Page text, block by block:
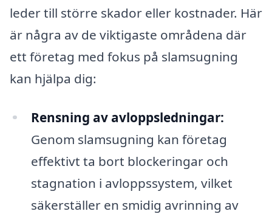
leder till större skador eller kostnader. Här
är några av de viktigaste områdena där
ett företag med fokus på slamsugning
kan hjälpa dig:
Rensning av avloppsledningar:
Genom slamsugning kan företag
effektivt ta bort blockeringar och
stagnation i avloppssystem, vilket
säkerställer en smidig avrinning av